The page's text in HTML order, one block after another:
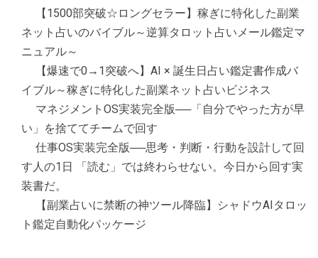
【1500部突破☆ロングセラー】稼ぎに特化した副業
ネット占いのバイブル～逆算タロット占いメール鑑定マ
ニュアル～
【爆速で0→1突破へ】AI × 誕生日占い鑑定書作成バ
イブル～稼ぎに特化した副業ネット占いビジネス
マネジメントOS実装完全版──「自分でやった方が早
い」を捨ててチームで回す
仕事OS実装完全版──思考・判断・行動を設計して回
す人の1日 「読む」では終わらせない。今日から回す実
装書だ。
【副業占いに禁断の神ツール降臨】シャドウAIタロッ
ト鑑定自動化パッケージ